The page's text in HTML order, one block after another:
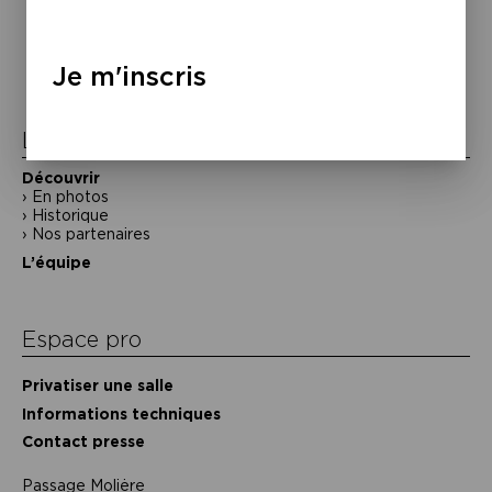
l’article
La Maison de la Poésie
Découvrir
En photos
Historique
Nos partenaires
L’équipe
Espace pro
Privatiser une salle
Informations techniques
Contact presse
Passage Moliėre
Je m'inscris